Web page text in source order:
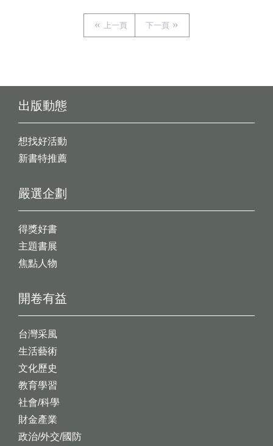
上一頁 下一頁
出版動態
想找好活動
新書特推薦
開卷有益
台灣采風
生活藝術
文化歷史
教育學習
社會/科學
財金產業
政治/外交/國防
嚴選企劃
得獎好書
主題書展
焦點人物